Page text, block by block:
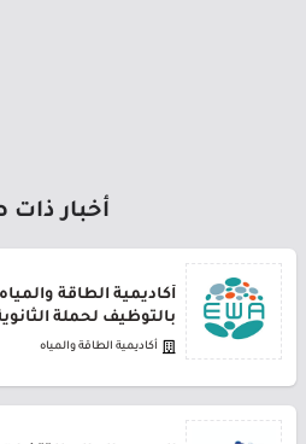
أخبار ذات
أكاديمية الطاقة
بالتوظيف لحملة
أكاديمية الطاقة والمياه